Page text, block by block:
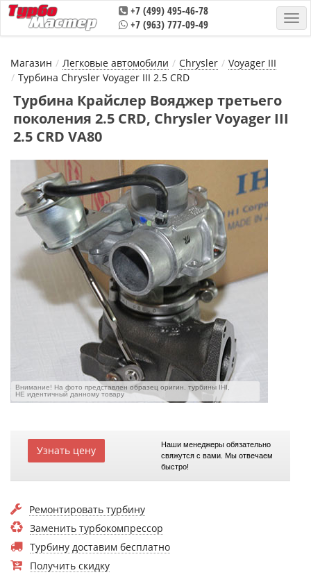
+7 (499) 495-46-78
+7 (963) 777-09-49
Магазин Легковые автомобили Chrysler
Voyager III
Турбина Chrysler Voyager III 2.5 CRD
Турбина Крайслер Вояджер третьего
поколения 2.5 CRD, Chrysler Voyager III
2.5 CRD VA80
Внимание! На фото представлен образец оригин. турбины IHI,
НЕ идентичный данному товару
Узнать цену
Наши менеджеры обязательно
свяжутся с вами. Мы отвечаем
быстро!
Ремонтировать турбину
Заменить турбокомпрессор
Турбину доставим бесплатно
Получить скидку